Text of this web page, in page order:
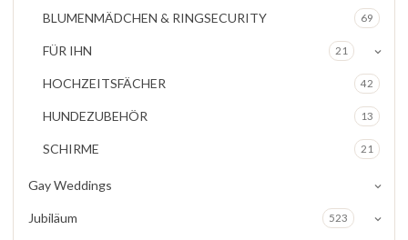
BLUMENMÄDCHEN & RINGSECURITY 69
FÜR IHN 21
HOCHZEITSFÄCHER 42
HUNDEZUBEHÖR 13
SCHIRME 21
Gay Weddings
Jubiläum 523